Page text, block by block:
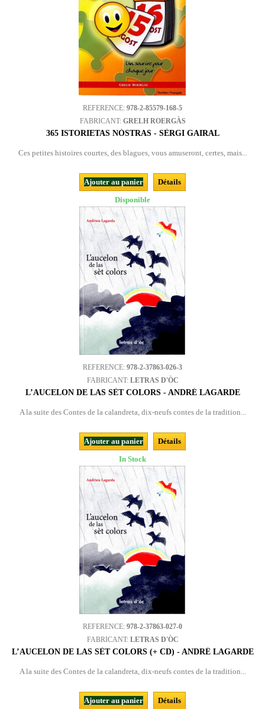
REFERENCE: 978-2-85579-168-5
FABRICANT: GRELH ROERGÀS
365 ISTORIETAS NÒSTRAS - SÈRGI GAIRAL
Ces petites histoires courtes, des blagues, vous amuseront, certes, mais...
Ajouter au panier
Détails
Disponible
REFERENCE: 978-2-37863-026-3
FABRICANT: LETRAS D'ÒC
L’AUCELON DE LAS SÈT COLORS - ANDRÉ LAGARDE
A la suite des Contes de la calandreta, dix-neufs contes de la tradition...
Ajouter au panier
Détails
In Stock
REFERENCE: 978-2-37863-027-0
FABRICANT: LETRAS D'ÒC
L’AUCELON DE LAS SÈT COLORS (+ CD) - ANDRÉ LAGARDE
A la suite des Contes de la calandreta, dix-neufs contes de la tradition...
Ajouter au panier Détails